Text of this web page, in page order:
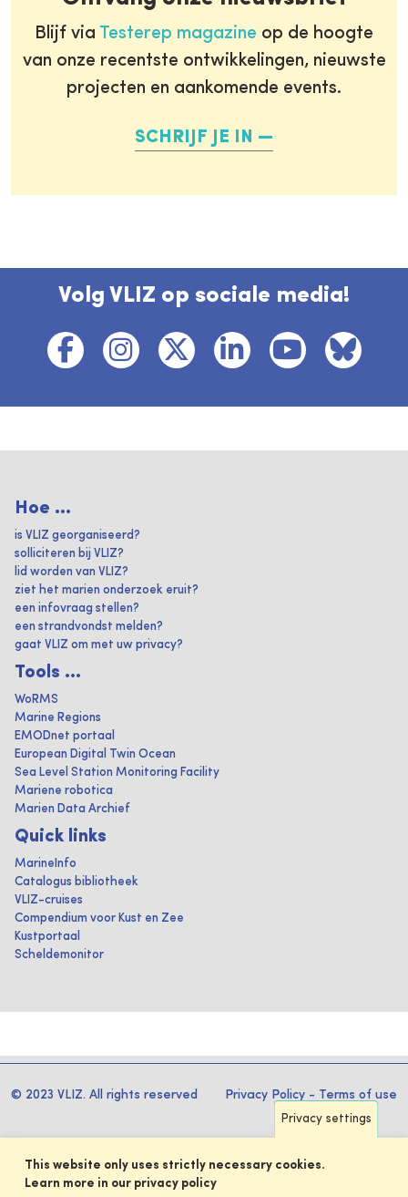
Blijf via Testerep magazine op de hoogte
van onze recentste ontwikkelingen, nieuwste
projecten en aankomende events.
SCHRIJF JE IN
Volg VLIZ op sociale media!
Hoe ...
is VLIZ georganiseerd?
solliciteren bij VLIZ?
lid worden van VLIZ?
ziet het marien onderzoek eruit?
een infovraag stellen?
een strandvondst melden?
gaat VLIZ om met uw privacy?
Tools ...
WoRMS
Marine Regions
EMODnet portaal
European Digital Twin Ocean
Sea Level Station Monitoring Facility
Mariene robotica
Marien Data Archief
Quick links
MarineInfo
Catalogus bibliotheek
VLIZ-cruises
Compendium voor Kust en Zee
Kustportaal
Scheldemonitor
© 2023 VLIZ. All rights reserved Privacy Policy - Terms of use
Privacy settings
This website only uses strictly necessary cookies.
Learn more in our privacy policy